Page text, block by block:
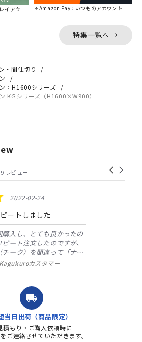
をご紹介。 Amazon Pay：いつものアカウントで簡単に決済可能。
特集一覧へ →
・間仕切り
：H1600シリーズ
KGシリーズ（H1600×W900）
Carousel
レビュー
5.0
star
rating
2022-02-24
ートしました
購入し、とても良かったの
ピート注文したのですが、
チーク）を間違って「ナチ
ル」としてしまいました。
た。商品到着も早く、品
使いやすさで満足していま
また、リピートするときは
しくお...
Kagukuroカスタマー
local_shipping
当日出荷（商品限定）
積もり・ご購入依頼時に
ご連絡させていただきます。